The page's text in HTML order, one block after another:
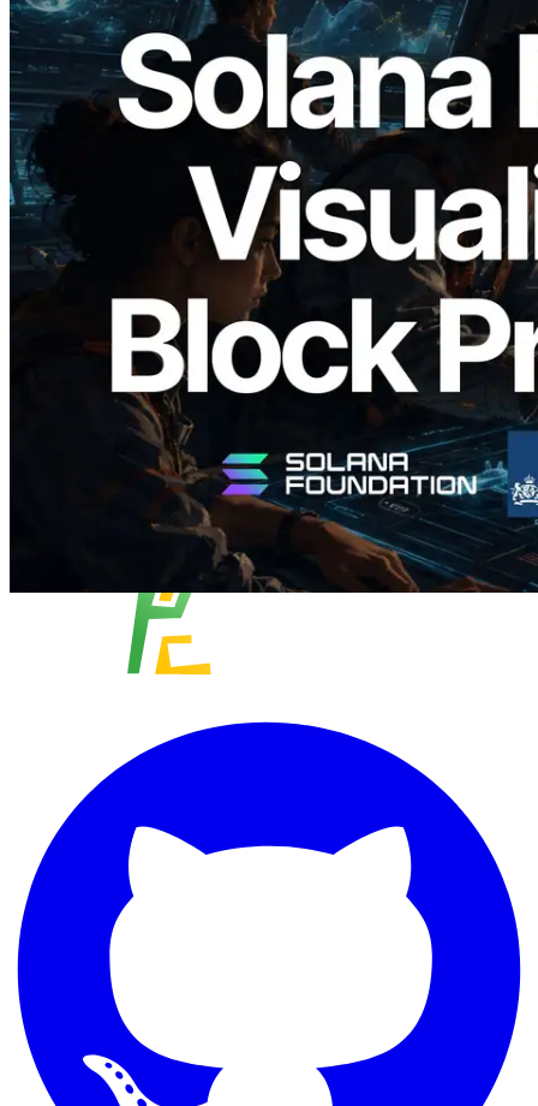
2026.05.24
Validators Solutions lanza el Solana Block
Analyzer — Visualización del tiempo de
producción de bloque por slot y del
Validador asignado
Leer este artículo